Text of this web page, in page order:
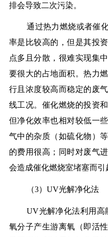
排会导致二次污染。
通过热力燃烧或者催
率是比较高的，但是其投
点多且分散，很难实现集
要很大的占地面积。热力
行且浓度较高而稳定的废
线工况。催化燃烧的投资
但净化效率也相对较低一
气中的杂质（如硫化物）
的费用很高；同时对废气
会造成催化燃烧室堵塞而引
（3）UV光解净化法
UV光解净化法利用高
氧分子产生游离氧（即活